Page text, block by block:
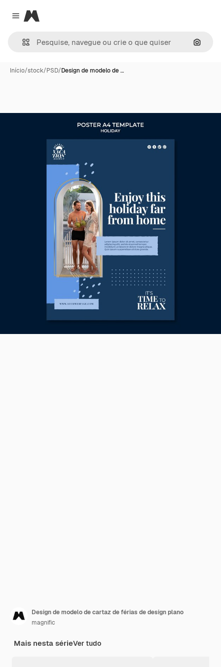
Close menu
Magnific
Início/stock/PSD/Design de modelo de …
Design de modelo de cartaz de férias de design plano
magnific
Mais nesta sérieVer tudo